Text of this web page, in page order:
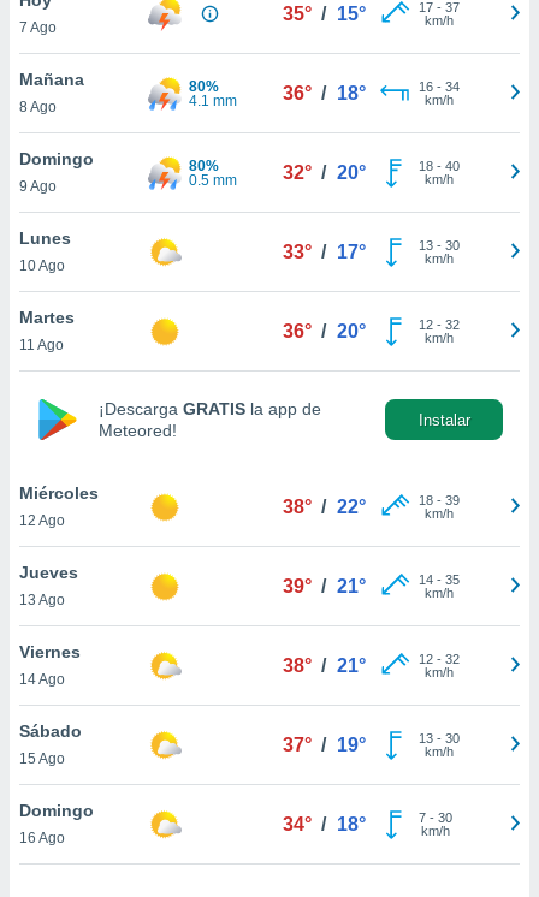
en
más
nuestra
de
aceptar
de
sitio
En
sean
el sitio
ni para
o
7 Ago
35° / 15° 17- 37
km/h
Mañana
8 Ago
80%
4.1 mm
36° / 18° 16- 34
km/h
Domingo
9 Ago
80%
0.5 mm
32° / 20° 18- 40
km/h
Lunes
10 Ago
33° / 17° 13- 30
km/h
Martes
11 Ago
36° / 20° 12- 32
km/h
¡Descarga GRATIS la app de
Meteored!
Instalar
Miércoles
12 Ago
38° / 22° 18- 39
km/h
Jueves
13 Ago
39° / 21° 14- 35
km/h
Viernes
14 Ago
38° / 21° 12- 32
km/h
Sábado
15 Ago
37° / 19° 13- 30
km/h
Domingo
16 Ago
34° / 18° 7- 30
km/h